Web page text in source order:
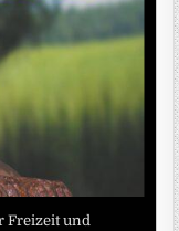
Freizeit und